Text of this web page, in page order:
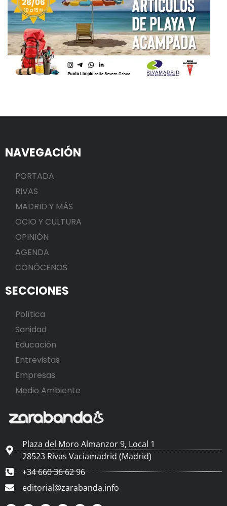
NAVEGACIÓN
PORTADA
RIVAS
MADRID Y MÁS
OCIO Y CULTURA
OPINIÓN
AGENDA
CONÓCENOS
SECCIONES
Política
Sanidad
Educación
Entrevistas
Empresas
Medio Ambiente
Plaza del Moro Almanzor 9, Local 1
28523 Rivas Vaciamadrid (Madrid)
+34 660 36 62 96
editorial@zarabanda.info